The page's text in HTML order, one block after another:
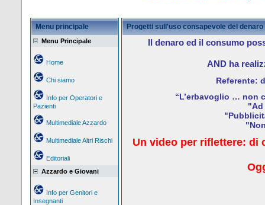
Menu principale
Menu Principale
Home
Chi siamo
Info per Operatori e
Pazienti
Multimediale Azzardo
Multimediale Altri Rischi
Editoriali
Azzardo e Giovani
Info per Genitori e
Insegnanti
Progetti sull'uso consapevole del denaro
Il denaro ed il consumo
AND ha
Referente:
“L’erbavoglio … non
"Ad
Un video per riflettere: di